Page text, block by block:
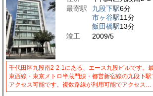
最寄駅
九段下駅6分
市ヶ谷駅11分
飯田橋駅13分
竣工
2009/5
千代田区九段南2-2-1にある、エース九段ビルです。
東西線・東京メトロ半蔵門線・都営新宿線の九段下
アクセス可能です。複数路線が利用可能でアクセス…